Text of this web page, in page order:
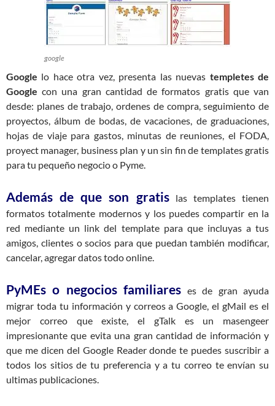
google
Google lo hace otra vez, presenta las nuevas templetes de
Google con una gran cantidad de formatos gratis que van
desde: planes de trabajo, ordenes de compra, seguimiento de
proyectos, álbum de bodas, de vacaciones, de graduaciones,
hojas de viaje para gastos, minutas de reuniones, el FODA,
proyect manager, business plan y un sin fin de templates gratis
para tu pequeño negocio o Pyme.
Además de que son gratislas templates tienen
formatos totalmente modernos y los puedes compartir en la
red mediante un link del template para que incluyas a tus
amigos, clientes o socios para que puedan también modificar,
cancelar, agregar datos todo online.
PyMEs o negocios familiares es de gran ayuda
migrar toda tu información y correos a Google, el gMail es el
mejor correo que existe, el gTalk es un masengeer
impresionante que evita una gran cantidad de información y
que me dicen del Google Reader donde te puedes suscribir a
todos los sitios de tu preferencia y a tu correo te envían su
ultimas publicaciones.